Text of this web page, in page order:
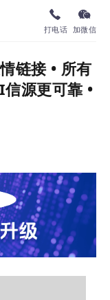
打电话 加微信
链接 • 所有
源更可靠 •